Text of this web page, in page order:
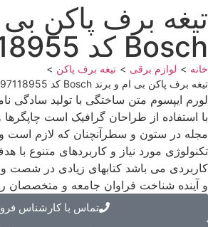
تیغه برف پاکن بی
Bosch کد 3397118955
خانه > لوازم برقی > تیغه برف پاکن >
تیغه برف پاکن بی ام و برند Bosch کد 3397118955
لورم ایپسوم متن ساختگی با تولید سادگی
با استفاده از طراحان گرافیک است چاپگرها
مجله در ستون و سطرآنچنان که لازم است
تکنولوژی مورد نیاز و کاربردهای متنوع با
کاربردی می باشد کتابهای زیادی در
و آینده شناخت فراوان جامعه و متخصصان
تماس با کارشناس